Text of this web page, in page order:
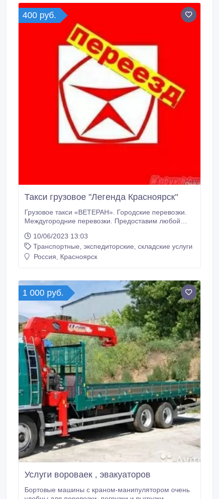
заказчик должен не думать о своем грузе.
400 руб.
Такси грузовое "Легенда Красноярск"
Грузовое такси «ВЕТЕРАН». Городские перевозки.
Междугородние перевозки. Предоставим любой
Камазов и Воровайки любой
грузоподъёмности.любой длинны кузова и стрелы.
Газели тентованные, цельнометалический кузов,
обслуживание автотранспортом.
10/06/2023 13:03
Транспортные, экспедиторские, складские услуги
Россия, Красноярск
1 000 руб.
Услуги вороваек , эвакуаторов
Бортовые машины с краном-манипулятором очень